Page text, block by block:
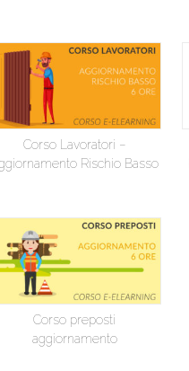
Corso Lavoratori –
Rischio Basso
Corso preposti
aggiornamento